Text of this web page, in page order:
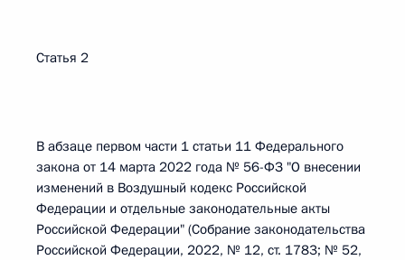
Статья 2
В абзаце первом части 1 статьи 11 Федерального
закона от 14 марта 2022 года № 56-ФЗ "О внесении
изменений в Воздушный кодекс Российской
Федерации и отдельные законодательные акты
Российской Федерации" (Собрание законодательства
Российской Федерации, 2022, № 12, ст. 1783; № 52,